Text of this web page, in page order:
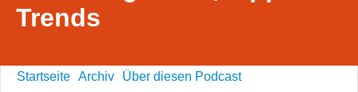
Trends
Startseite Archiv Über diesen Podcast